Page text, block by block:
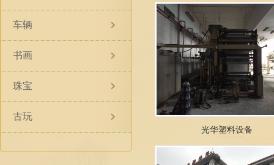
车辆
书画
珠宝
古玩
光华塑料设备